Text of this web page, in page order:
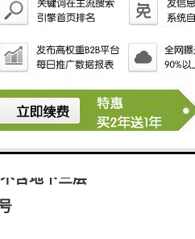
/月
部写字楼电梯
派奢华
含地下三层